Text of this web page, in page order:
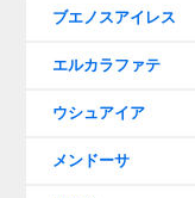
ブエノスアイレス
エルカラファテ
ウシュアイア
メンドーサ